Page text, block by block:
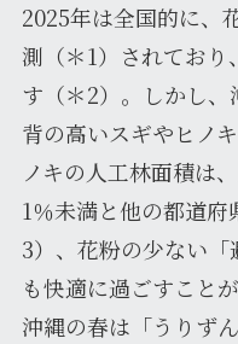
2025年は全国的に、
測（＊1）されてお
す（＊2）。しかし
背の高いスギやヒノ
ノキの人工林面積は
1％未満と他の都道
3）、花粉の少ない
も快適に過ごすこと
沖縄の春は「うりず